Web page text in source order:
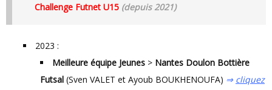
Challenge Futnet U15 (depuis 2021)
2023 :
Meilleure équipe Jeunes > Nantes Doulon Bottière
Futsal (Sven VALET et Ayoub BOUKHENOUFA) ⇒ cliquez